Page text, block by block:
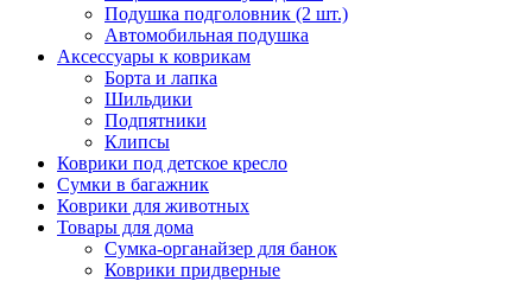
Подушка подголовник (2 шт.)
Автомобильная подушка
Аксессуары к коврикам
Борта и лапка
Шильдики
Подпятники
Клипсы
Коврики под детское кресло
Сумки в багажник
Коврики для животных
Товары для дома
Сумка-органайзер для банок
Коврики придверные